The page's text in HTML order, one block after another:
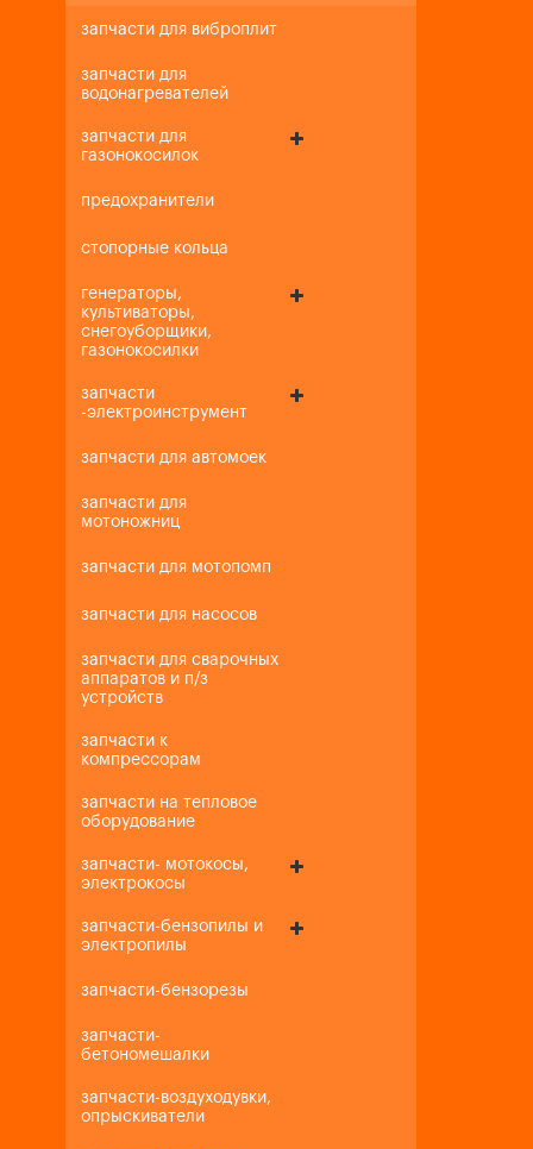
запчасти для виброплит
запчасти для
водонагревателей
запчасти для
газонокосилок
предохранители
стопорные кольца
генераторы,
культиваторы,
снегоуборщики,
газонокосилки
запчасти
-электроинструмент
запчасти для автомоек
запчасти для
мотоножниц
запчасти для мотопомп
запчасти для насосов
запчасти для сварочных
аппаратов и п/з
устройств
запчасти к
компрессорам
запчасти на тепловое
оборудование
запчасти- мотокосы,
электрокосы
запчасти-бензопилы и
электропилы
запчасти-бензорезы
запчасти-
бетономешалки
запчасти-воздуходувки,
опрыскиватели